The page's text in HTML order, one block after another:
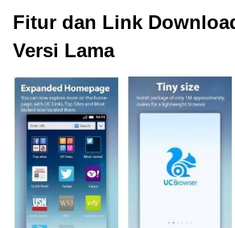
Fitur dan Link
Versi Lama